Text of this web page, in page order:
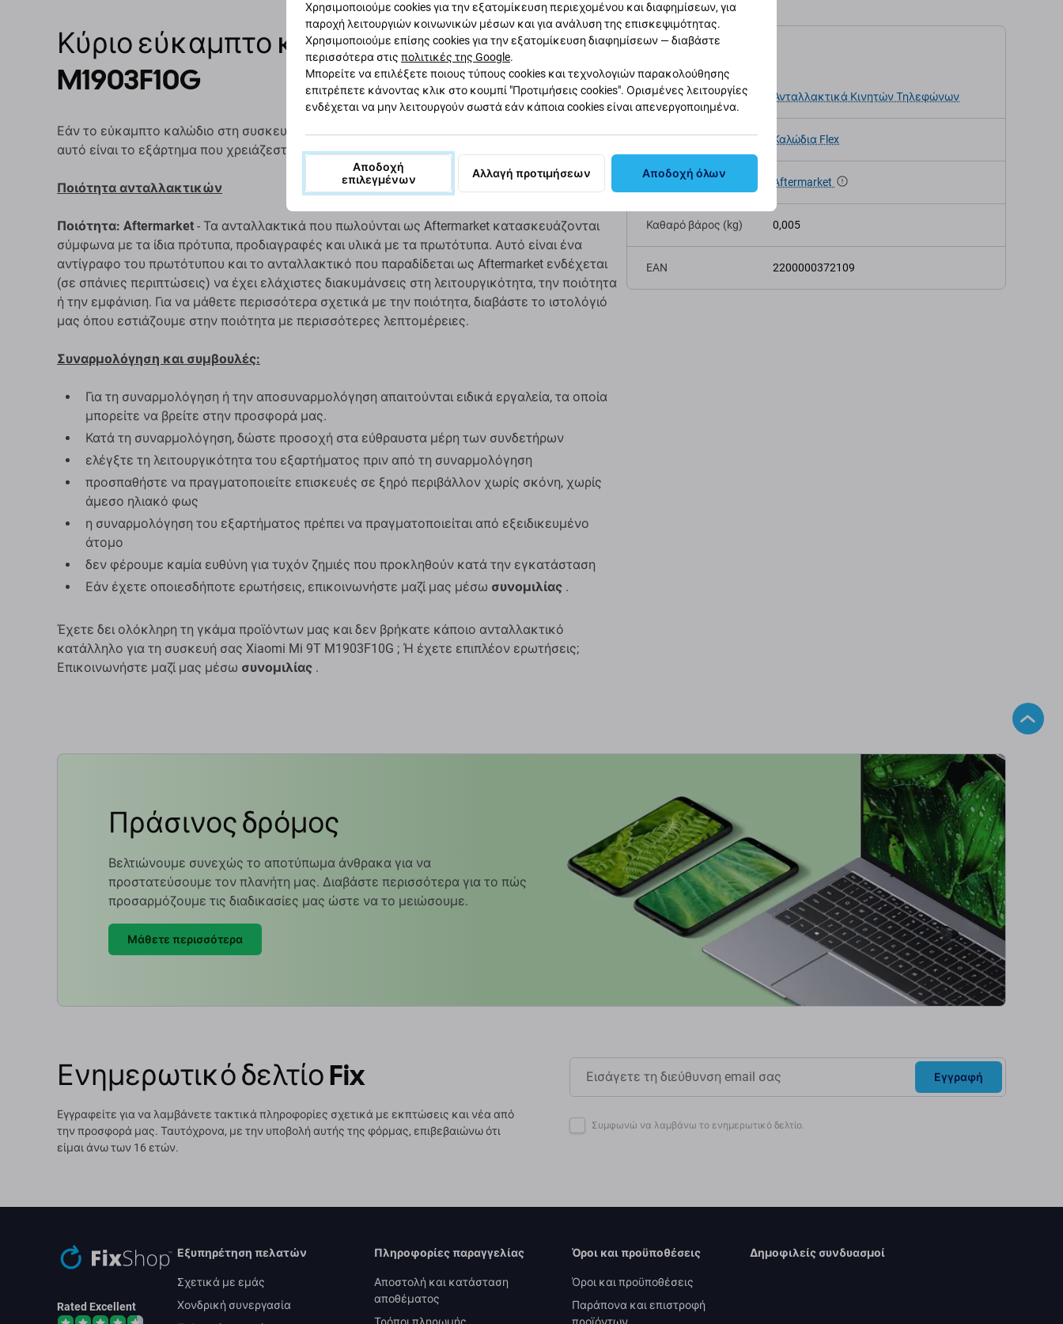
Κύριο εύκαμπτο καλώδιο για Xiaomi Mi 9T
M1903F10G
Εάν το εύκαμπτο καλώδιο στη συσκευή σας Xiaomi Mi 9T M1903F10G είναι κατεστραμμένο,
αυτό είναι το εξάρτημα που χρειάζεστε για να επαναφέρετε τη συσκευή σας σε λειτουργία.
Ποιότητα ανταλλακτικών
Ποιότητα: Aftermarket - Τα ανταλλακτικά που πωλούνται ως Aftermarket κατασκευάζονται
σύμφωνα με τα ίδια πρότυπα, προδιαγραφές και υλικά με τα πρωτότυπα. Αυτό είναι ένα
αντίγραφο του πρωτότυπου και το ανταλλακτικό που παραδίδεται ως Aftermarket ενδέχεται
(σε ​​σπάνιες περιπτώσεις) να έχει ελάχιστες διακυμάνσεις στη λειτουργικότητα, την ποιότητα
ή την εμφάνιση. Για να μάθετε περισσότερα σχετικά με την ποιότητα, διαβάστε το ιστολόγιό
μας όπου εστιάζουμε στην ποιότητα με περισσότερες λεπτομέρειες.
Συναρμολόγηση και συμβουλές:
Για τη συναρμολόγηση ή την αποσυναρμολόγηση απαιτούνται ειδικά εργαλεία, τα οποία
μπορείτε να βρείτε στην προσφορά μας.
Κατά τη συναρμολόγηση, δώστε προσοχή στα εύθραυστα μέρη των συνδετήρων
ελέγξτε τη λειτουργικότητα του εξαρτήματος πριν από τη συναρμολόγηση
προσπαθήστε να πραγματοποιείτε επισκευές σε ξηρό περιβάλλον χωρίς σκόνη, χωρίς
άμεσο ηλιακό φως
η συναρμολόγηση του εξαρτήματος πρέπει να πραγματοποιείται από εξειδικευμένο
άτομο
δεν φέρουμε καμία ευθύνη για τυχόν ζημιές που προκληθούν κατά την εγκατάσταση
Εάν έχετε οποιεσδήποτε ερωτήσεις, επικοινωνήστε μαζί μας μέσω συνομιλίας .
Έχετε δει ολόκληρη τη γκάμα προϊόντων μας και δεν βρήκατε κάποιο ανταλλακτικό
κατάλληλο για τη συσκευή σας Xiaomi Mi 9T M1903F10G ; Ή έχετε επιπλέον ερωτήσεις;
Επικοινωνήστε μαζί μας μέσω συνομιλίας .
Τύπος συσκευής Ανταλλακτικά Κινητών Τηλεφώνων
Κατηγορία Καλώδια Flex
Πρωτοτυπία Aftermarket
Καθαρό βάρος (kg) 0,005
EAN 2200000372109
Πράσινος δρόμος
Βελτιώνουμε συνεχώς το αποτύπωμα άνθρακα για να
προστατεύσουμε τον πλανήτη μας. Διαβάστε περισσότερα για το πώς
προσαρμόζουμε τις διαδικασίες μας ώστε να το μειώσουμε.
Μάθετε περισσότερα
Ενημερωτικό δελτίο Fix
Εγγραφείτε για να λαμβάνετε τακτικά πληροφορίες σχετικά με εκπτώσεις και νέα από
την προσφορά μας. Ταυτόχρονα, με την υποβολή αυτής της φόρμας, επιβεβαιώνω ότι
είμαι άνω των 16 ετών.
Εγγραφή
Συμφωνώ να λαμβάνω το ενημερωτικό δελτίο.
Rated Excellent
Εξυπηρέτηση πελατών
Σχετικά με εμάς
Χονδρική συνεργασία
Πληροφορίες παραγγελίας
Αποστολή και κατάσταση
αποθέματος
Όροι και προϋποθέσεις
Όροι και προϋποθέσεις
Παράπονα και επιστροφή
Δημοφιλείς συνδυασμοί
Χρησιμοποιούμε cookies για την εξατομίκευση περιεχομένου και διαφημίσεων, για
παροχή λειτουργιών κοινωνικών μέσων και για ανάλυση της επισκεψιμότητας.
Χρησιμοποιούμε επίσης cookies για την εξατομίκευση διαφημίσεων — διαβάστε
περισσότερα στις πολιτικές της Google.
Μπορείτε να επιλέξετε ποιους τύπους cookies και τεχνολογιών παρακολούθησης
επιτρέπετε κάνοντας κλικ στο κουμπί "Προτιμήσεις cookies". Ορισμένες λειτουργίες
ενδέχεται να μην λειτουργούν σωστά εάν κάποια cookies είναι απενεργοποιημένα.
Αποδοχή
επιλεγμένων
Αλλαγή προτιμήσεων Αποδοχή όλων